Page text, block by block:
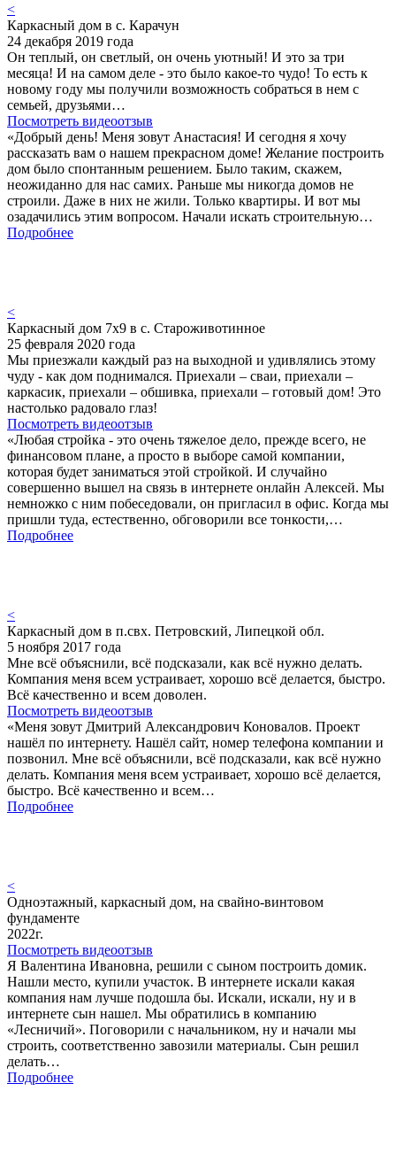
<
Каркасный дом в с. Карачун
24 декабря 2019 года
Он теплый, он светлый, он очень уютный! И это за три
месяца! И на самом деле - это было какое-то чудо! То есть к
новому году мы получили возможность собраться в нем с
семьей, друзьями…
Посмотреть видеоотзыв
«Добрый день! Меня зовут Анастасия! И сегодня я хочу
рассказать вам о нашем прекрасном доме! Желание построить
дом было спонтанным решением. Было таким, скажем,
неожиданно для нас самих. Раньше мы никогда домов не
строили. Даже в них не жили. Только квартиры. И вот мы
озадачились этим вопросом. Начали искать строительную…
Подробнее
<
Каркасный дом 7х9 в с. Староживотинное
25 февраля 2020 года
Мы приезжали каждый раз на выходной и удивлялись этому
чуду - как дом поднимался. Приехали – сваи, приехали –
каркасик, приехали – обшивка, приехали – готовый дом! Это
настолько радовало глаз!
Посмотреть видеоотзыв
«Любая стройка - это очень тяжелое дело, прежде всего, не
финансовом плане, а просто в выборе самой компании,
которая будет заниматься этой стройкой. И случайно
совершенно вышел на связь в интернете онлайн Алексей. Мы
немножко с ним побеседовали, он пригласил в офис. Когда мы
пришли туда, естественно, обговорили все тонкости,…
Подробнее
<
Каркасный дом в п.свх. Петровский, Липецкой обл.
5 ноября 2017 года
Мне всё объяснили, всё подсказали, как всё нужно делать.
Компания меня всем устраивает, хорошо всё делается, быстро.
Всё качественно и всем доволен.
Посмотреть видеоотзыв
«Меня зовут Дмитрий Александрович Коновалов. Проект
нашёл по интернету. Нашёл сайт, номер телефона компании и
позвонил. Мне всё объяснили, всё подсказали, как всё нужно
делать. Компания меня всем устраивает, хорошо всё делается,
быстро. Всё качественно и всем…
Подробнее
<
Одноэтажный, каркасный дом, на свайно-винтовом
фундаменте
2022г.
Посмотреть видеоотзыв
Я Валентина Ивановна, решили с сыном построить домик.
Нашли место, купили участок. В интернете искали какая
компания нам лучше подошла бы. Искали, искали, ну и в
интернете сын нашел. Мы обратились в компанию
«Лесничий». Поговорили с начальником, ну и начали мы
строить, соответственно завозили материалы. Сын решил
делать…
Подробнее